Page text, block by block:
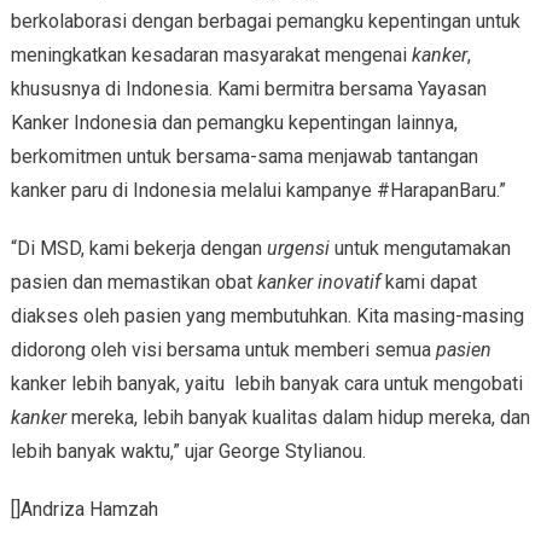
berkolaborasi dengan berbagai pemangku kepentingan untuk
meningkatkan kesadaran masyarakat mengenai kanker,
khususnya di Indonesia. Kami bermitra bersama Yayasan
Kanker Indonesia dan pemangku kepentingan lainnya,
berkomitmen untuk bersama-sama menjawab tantangan
kanker paru di Indonesia melalui kampanye #HarapanBaru.”
“Di MSD, kami bekerja dengan urgensi untuk mengutamakan
pasien dan memastikan obat kanker inovatifkami dapat
diakses oleh pasien yang membutuhkan. Kita masing-masing
didorong oleh visi bersama untuk memberi semua pasien
kanker lebih banyak, yaitu lebih banyak cara untuk mengobati
kankermereka, lebih banyak kualitas dalam hidup mereka, dan
lebih banyak waktu,” ujar George Stylianou.
[]Andriza Hamzah